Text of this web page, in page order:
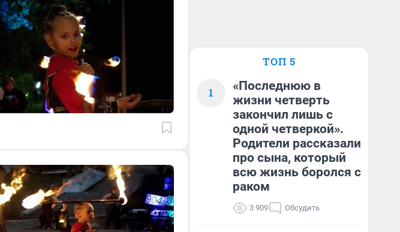
ТОП 5
1
«Последнюю в
жизни четверть
закончил лишь с
одной четверкой».
Родители рассказали
про сына, который
всю жизнь боролся с
раком
3 909 Обсудить